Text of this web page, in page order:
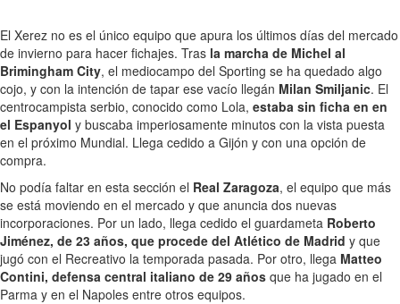
El Xerez no es el único equipo que apura los últimos días del mercado
de invierno para hacer fichajes. Tras la marcha de Michel al
Brimingham City, el mediocampo del Sporting se ha quedado algo
cojo, y con la intención de tapar ese vacío llegán Milan Smiljanic. El
centrocampista serbio, conocido como Lola, estaba sin ficha en en
el Espanyol y buscaba imperiosamente minutos con la vista puesta
en el próximo Mundial. Llega cedido a Gijón y con una opción de
compra.
No podía faltar en esta sección el Real Zaragoza, el equipo que más
se está moviendo en el mercado y que anuncia dos nuevas
incorporaciones. Por un lado, llega cedido el guardameta Roberto
Jiménez, de 23 años, que procede del Atlético de Madrid y que
jugó con el Recreativo la temporada pasada. Por otro, llega Matteo
Contini, defensa central italiano de 29 años que ha jugado en el
Parma y en el Napoles entre otros equipos.